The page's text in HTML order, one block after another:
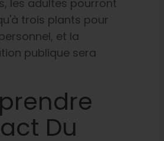
les adultes pourront
trois plants pour
et la
publique sera
Du